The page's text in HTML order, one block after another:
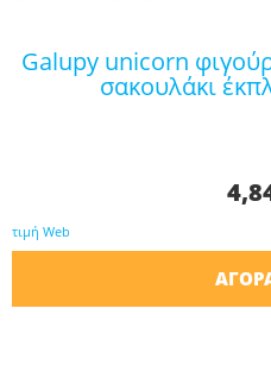
galupy unicorn φιγούρα μονόκερος 9εκ. σε
σακουλάκι
τιμή Web